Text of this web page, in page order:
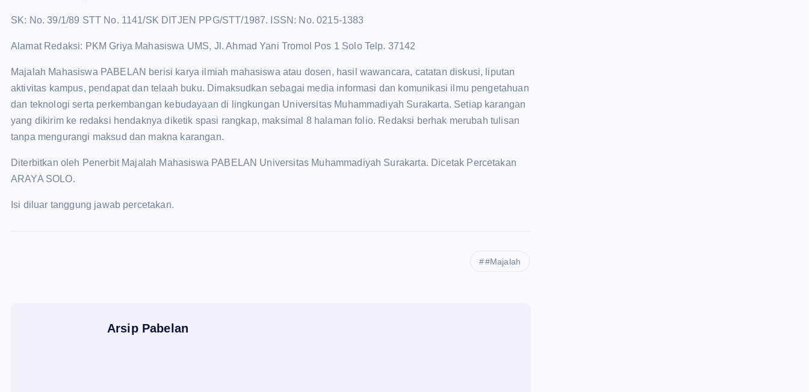
SK: No. 39/1/89 STT No. 1141/SK DITJEN PPG/STT/1987. ISSN: No. 0215-1383
Alamat Redaksi: PKM Griya Mahasiswa UMS, Jl. Ahmad Yani Tromol Pos 1 Solo Telp. 37142
Majalah Mahasiswa PABELAN berisi karya ilmiah mahasiswa atau dosen, hasil wawancara, catatan diskusi, liputan
aktivitas kampus, pendapat dan telaah buku. Dimaksudkan sebagai media informasi dan komunikasi ilmu pengetahuan
dan teknologi serta perkembangan kebudayaan di lingkungan Universitas Muhammadiyah Surakarta. Setiap karangan
yang dikirim ke redaksi hendaknya diketik spasi rangkap, maksimal 8 halaman folio. Redaksi berhak merubah tulisan
tanpa mengurangi maksud dan makna karangan.
Diterbitkan oleh Penerbit Majalah Mahasiswa PABELAN Universitas Muhammadiyah Surakarta. Dicetak Percetakan
ARAYA SOLO.
Isi diluar tanggung jawab percetakan.
#Majalah
Arsip Pabelan